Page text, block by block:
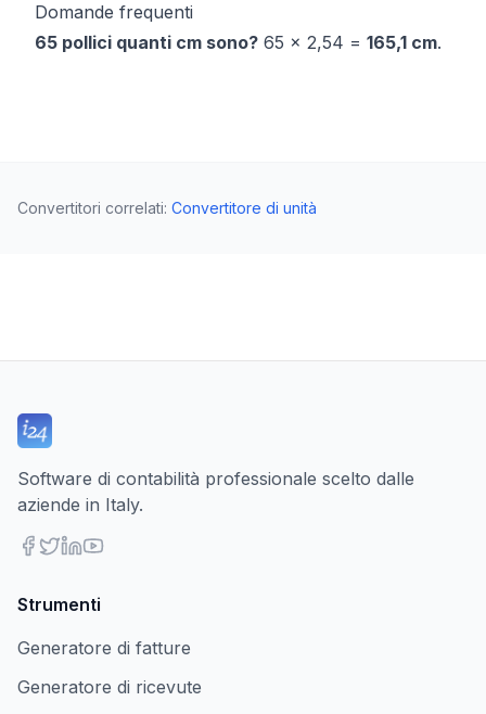
Domande frequenti
65 pollici quanti cm sono? 65 × 2,54 = 165,1 cm.
Convertitori correlati: Convertitore di unità
Software di contabilità professionale scelto dalle
aziende in Italy.
Strumenti
Generatore di fatture
Generatore di ricevute